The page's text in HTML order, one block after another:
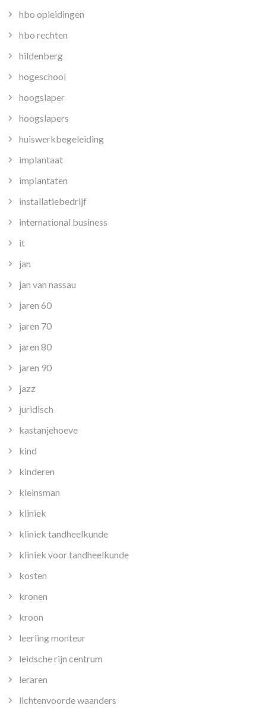
hbo opleidingen
hbo rechten
hildenberg
hogeschool
hoogslaper
hoogslapers
huiswerkbegeleiding
implantaat
implantaten
installatiebedrijf
international business
it
jan
jan van nassau
jaren 60
jaren 70
jaren 80
jaren 90
jazz
juridisch
kastanjehoeve
kind
kinderen
kleinsman
kliniek
kliniek tandheelkunde
kliniek voor tandheelkunde
kosten
kronen
kroon
leerling monteur
leidsche rijn centrum
leraren
lichtenvoorde waanders